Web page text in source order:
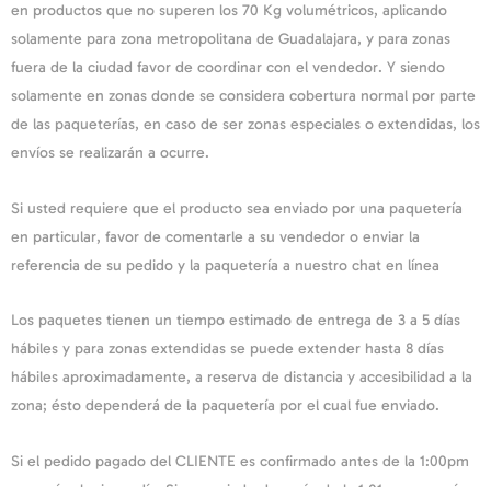
en productos que no superen los 70 Kg volumétricos, aplicando
solamente para zona metropolitana de Guadalajara, y para zonas
fuera de la ciudad favor de coordinar con el vendedor. Y siendo
solamente en zonas donde se considera cobertura normal por parte
de las paqueterías, en caso de ser zonas especiales o extendidas, los
envíos se realizarán a ocurre.
Si usted requiere que el producto sea enviado por una paquetería
en particular, favor de comentarle a su vendedor o enviar la
referencia de su pedido y la paquetería a nuestro chat en línea
Los paquetes tienen un tiempo estimado de entrega de 3 a 5 días
hábiles y para zonas extendidas se puede extender hasta 8 días
hábiles aproximadamente, a reserva de distancia y accesibilidad a la
zona; ésto dependerá de la paquetería por el cual fue enviado.
Si el pedido pagado del CLIENTE es confirmado antes de la 1:00pm